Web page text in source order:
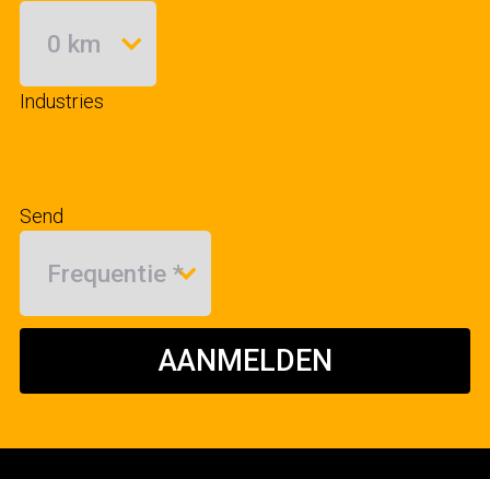
Industries
Send
AANMELDEN